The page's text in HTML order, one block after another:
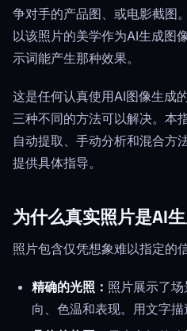
争对手的产品图、或电影截图
以该照片的美学作为AI生成图
示词能产生那种效果。
这是任何认真使用AI图像生成
三种不同的方法可以解决。
自动提取、手动分析和混合
提供具体指导。
为什么真实照片是AI
照片包含仅凭想象难以指定的
精确的光照： 照片展示了
向、色温和表现。用文字描